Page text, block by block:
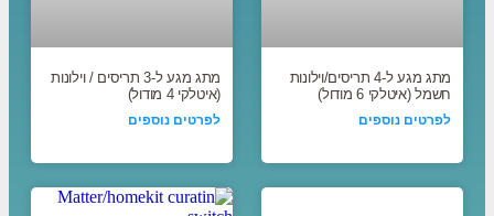
מתג מגע ל-4 תריסים/וילונות
חשמל (איטלקי 6 מודול)
לפרטים נוספים
מתג מגע ל-3 תריסים / וילונות
(איטלקי 4 מודול)
לפרטים נוספים